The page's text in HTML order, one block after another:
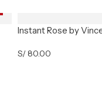
Instant Rose by
S/80.00